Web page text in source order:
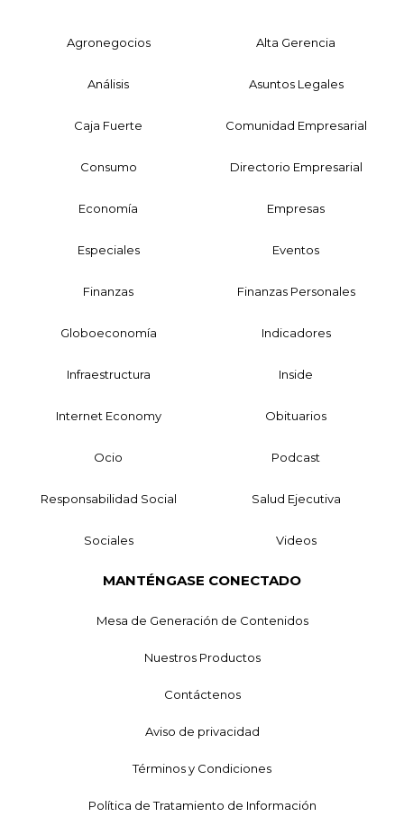
Agronegocios Alta Gerencia
Análisis Asuntos Legales
Caja Fuerte Comunidad Empresarial
Consumo Directorio Empresarial
Economía Empresas
Especiales Eventos
Finanzas Finanzas Personales
Globoeconomía Indicadores
Infraestructura Inside
Internet Economy Obituarios
Ocio Podcast
Responsabilidad Social Salud Ejecutiva
Sociales Videos
MANTÉNGASE CONECTADO
Mesa de Generación de Contenidos
Nuestros Productos
Contáctenos
Aviso de privacidad
Términos y Condiciones
Política de Tratamiento de Información